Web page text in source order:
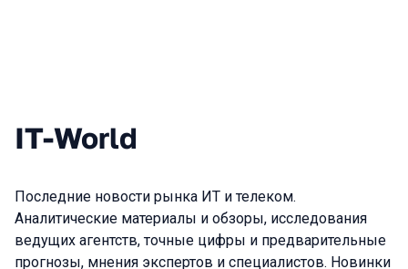
IT-World
Последние новости рынка ИТ и телеком.
Аналитические материалы и обзоры, исследования
ведущих агентств, точные цифры и предварительные
прогнозы, мнения экспертов и специалистов. Новинки